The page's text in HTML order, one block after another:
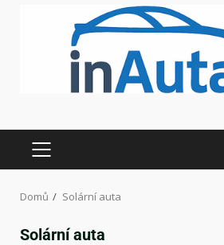
Domů Solární auta
Solární auta